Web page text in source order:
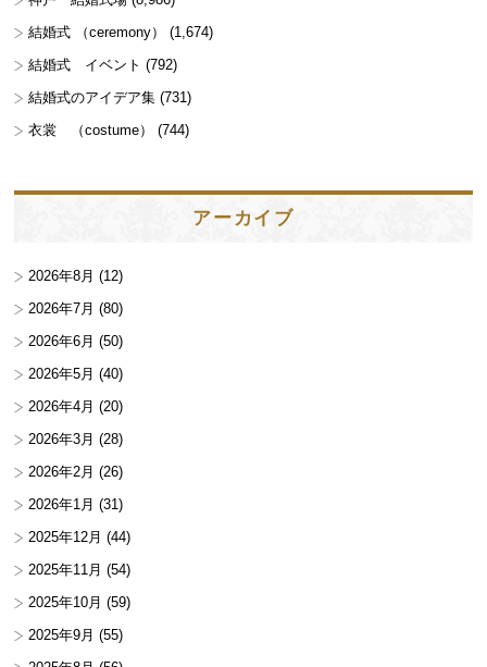
結婚式 （ceremony）
(1,674)
結婚式 イベント (792)
結婚式のアイデア集 (731)
衣裳 （costume）
(744)
アーカイブ
2026年8月 (12)
2026年7月 (80)
2026年6月 (50)
2026年5月 (40)
2026年4月 (20)
2026年3月 (28)
2026年2月 (26)
2026年1月 (31)
2025年12月 (44)
2025年11月 (54)
2025年10月 (59)
2025年9月 (55)